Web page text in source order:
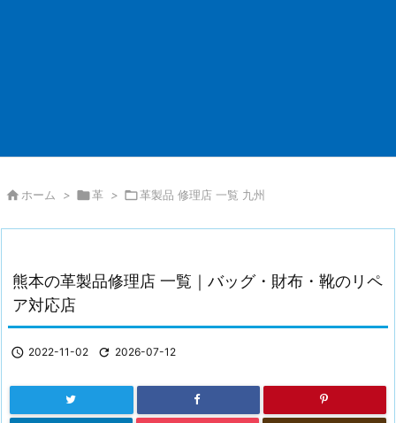
 ホーム > 革 > 革製品 修理店 一覧 九州
熊本の革製品修理店 一覧｜バッグ・財布・靴のリペ
ア対応店
 2022-11-02  2026-07-12